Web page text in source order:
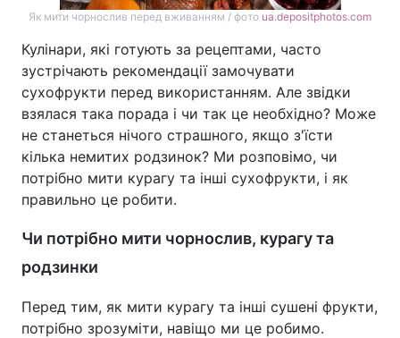
Як мити чорнослив перед вживанням / фото ua.depositphotos.com
Кулінари, які готують за рецептами, часто
зустрічають рекомендації замочувати
сухофрукти перед використанням. Але звідки
взялася така порада і чи так це необхідно? Може
не станеться нічого страшного, якщо з'їсти
кілька немитих родзинок? Ми розповімо, чи
потрібно мити курагу та інші сухофрукти, і як
правильно це робити.
Чи потрібно мити чорнослив, курагу та
родзинки
Перед тим, як мити курагу та інші сушені фрукти,
потрібно зрозуміти, навіщо ми це робимо.